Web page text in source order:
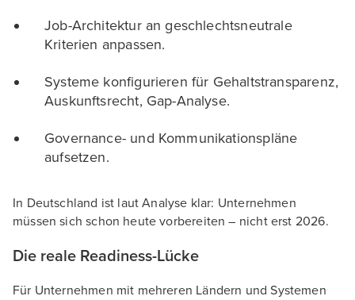
Job-Architektur an geschlechtsneutrale
Kriterien anpassen.
Systeme konfigurieren für Gehaltstransparenz,
Auskunftsrecht, Gap-Analyse.
Governance- und Kommunikationspläne
aufsetzen.
In Deutschland ist laut Analyse klar: Unternehmen
müssen sich schon heute vorbereiten – nicht erst 2026.
Die reale Readiness-Lücke
Für Unternehmen mit mehreren Ländern und Systemen